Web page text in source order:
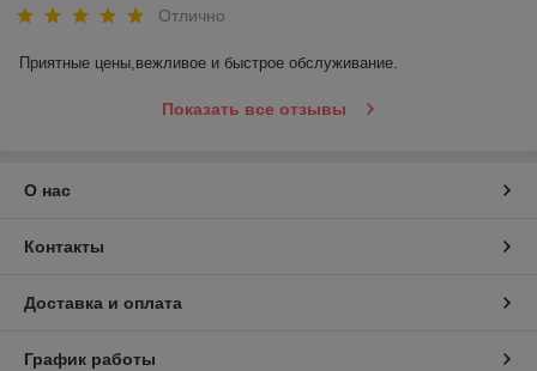
Отлично
Приятные цены,вежливое и быстрое обслуживание.
Показать все отзывы
О нас
Контакты
Доставка и оплата
График работы